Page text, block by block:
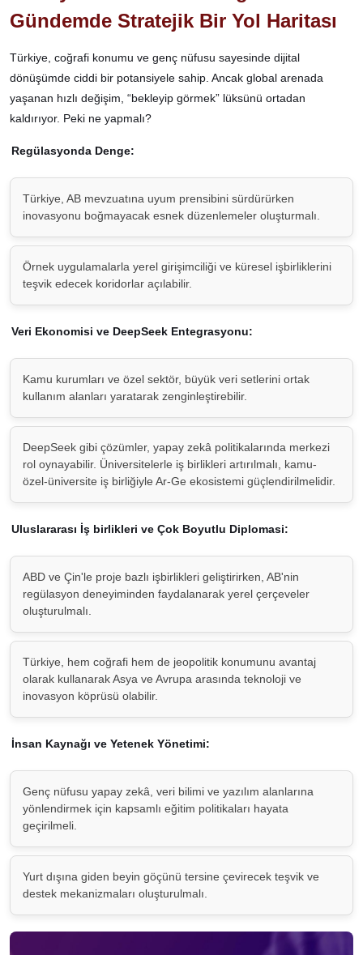
Gündemde Stratejik Bir Yol Haritası
Türkiye, coğrafi konumu ve genç nüfusu sayesinde dijital
dönüşümde ciddi bir potansiyele sahip. Ancak global arenada
yaşanan hızlı değişim, “bekleyip görmek” lüksünü ortadan
kaldırıyor. Peki ne yapmalı?
Regülasyonda Denge:
Türkiye, AB mevzuatına uyum prensibini sürdürürken
inovasyonu boğmayacak esnek düzenlemeler oluşturmalı.
Örnek uygulamalarla yerel girişimciliği ve küresel işbirliklerini
teşvik edecek koridorlar açılabilir.
Veri Ekonomisi ve DeepSeek Entegrasyonu:
Kamu kurumları ve özel sektör, büyük veri setlerini ortak
kullanım alanları yaratarak zenginleştirebilir.
DeepSeek gibi çözümler, yapay zekâ politikalarında merkezi
rol oynayabilir. Üniversitelerle iş birlikleri artırılmalı, kamu-
özel-üniversite iş birliğiyle Ar-Ge ekosistemi güçlendirilmelidir.
Uluslararası İş birlikleri ve Çok Boyutlu Diplomasi:
ABD ve Çin'le proje bazlı işbirlikleri geliştirirken, AB'nin
regülasyon deneyiminden faydalanarak yerel çerçeveler
oluşturulmalı.
Türkiye, hem coğrafi hem de jeopolitik konumunu avantaj
olarak kullanarak Asya ve Avrupa arasında teknoloji ve
inovasyon köprüsü olabilir.
İnsan Kaynağı ve Yetenek Yönetimi:
Genç nüfusu yapay zekâ, veri bilimi ve yazılım alanlarına
yönlendirmek için kapsamlı eğitim politikaları hayata
geçirilmeli.
Yurt dışına giden beyin göçünü tersine çevirecek teşvik ve
destek mekanizmaları oluşturulmalı.